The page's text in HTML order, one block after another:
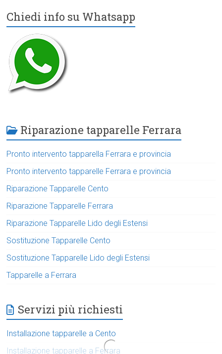
Chiedi info su Whatsapp
Riparazione tapparelle Ferrara
Pronto intervento tapparella Ferrara e provincia
Pronto intervento tapparelle Ferrara e provincia
Riparazione Tapparelle Cento
Riparazione Tapparelle Ferrara
Riparazione Tapparelle Lido degli Estensi
Sostituzione Tapparelle Cento
Sostituzione Tapparelle Lido degli Estensi
Tapparelle a Ferrara
Servizi più richiesti
Installazione tapparelle a Cento
Installazione tapparelle a Ferrara